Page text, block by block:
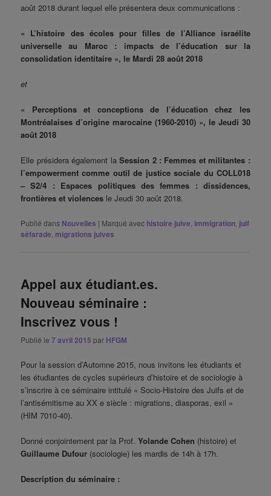
août 2018 durant lequel elle présentera deux communications :
« L’histoire des écoles pour filles de l’Alliance israélite
universelle au Maroc : impacts de l’éducation sur la
consolidation identitaire », le Mardi 28 août 2018
et
« Perceptions et conceptions de l’éducation chez les
Montréalaises d’origine marocaine (1960-2010) », le Jeudi 30
août 2018
Elle présidera également laSession 2 : Femmes et militantes :
l’empowerment comme outil de justice sociale du COLL018
– S2/4 : Espaces politiques des femmes : dissidences,
frontières et violences le Jeudi 30 août 2018.
Publié dans Nouvelles | Marqué avec histoire juive immigration juif
séfarade migrations juives
Appel aux étudiant.es.
Nouveau séminaire :
Inscrivez vous !
Publié le7 avril 2015 par HFGM
Pour la session d’Automne 2015, nous invitons les étudiants et
les étudiantes de cycles supérieurs d’histoire et de sociologie à
s’inscrire à ce séminaire intitulé « Socio-Histoire des Juifs et de
l’antisémitisme au XX e siècle : migrations, diasporas, exil »
(HIM 7010-40).
Donné conjointement par la Prof.Yolande Cohen (histoire) et
Guillaume Dufour (sociologie) les mardis de 14h à 17h.
Description du séminaire :